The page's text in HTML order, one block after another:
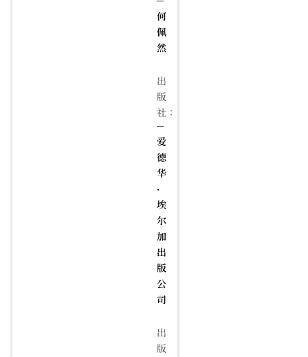
何
佩
然
出
版
社：
爱
德
华
·
埃
尔
加
出
版
公
司
出
版